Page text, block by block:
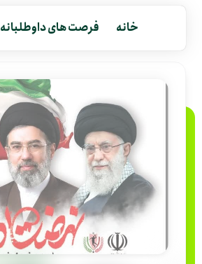
خانه فرصت های داوطلبانه